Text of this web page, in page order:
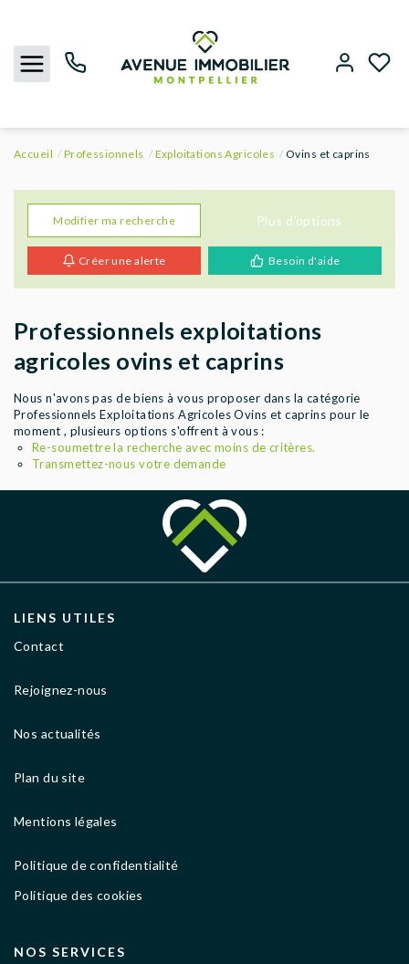
ACHETER
LOUER
BIENS VENDUS
ESTIMER
AGENCES
Accueil Professionnels Exploitations Agricoles Ovins et caprins
Modifier ma recherche Plus d'options
Créer une alerte Besoin d'aide
Professionnels exploitations
agricoles ovins et caprins
Nous n'avons pas de biens à vous proposer dans la catégorie
Professionnels Exploitations Agricoles Ovins et caprins pour le
moment , plusieurs options s'offrent à vous :
Re-soumettre la recherche avec moins de critères.
Transmettez-nous votre demande
LIENS UTILES
Contact
Rejoignez-nous
Nos actualités
Plan du site
Mentions légales
Politique de confidentialité
Politique des cookies
NOS SERVICES